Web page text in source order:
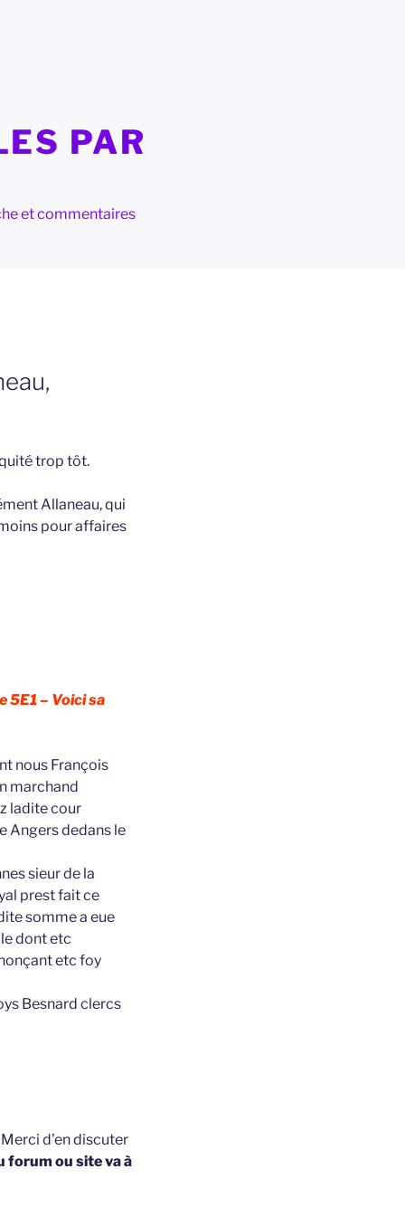
PAR
et commentaires
trop tôt.
Allaneau, qui
pour affaires
5E1 – Voici sa
nous François
marchand
ladite cour
Angers dedans le
sieur de la
prest fait ce
somme a eue
dont etc
etc foy
Besnard clercs
Merci d’en discuter
forum ou site va à